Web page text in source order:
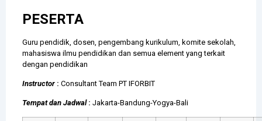
PESERTA
Guru pendidik, dosen, pengembang kurikulum, komite sekolah,
mahasiswa ilmu pendidikan dan semua element yang terkait
dengan pendidikan
Instructor : Consultant Team PT IFORBIT
Tempat dan Jadwal: Jakarta-Bandung-Yogya-Bali